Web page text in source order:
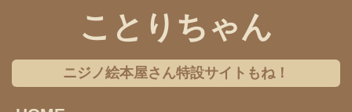
iPhoneケース Androidケース
ギフトセット アクセサリー
ことりちゃん
ニジノ絵本屋さん特設サイトもね！